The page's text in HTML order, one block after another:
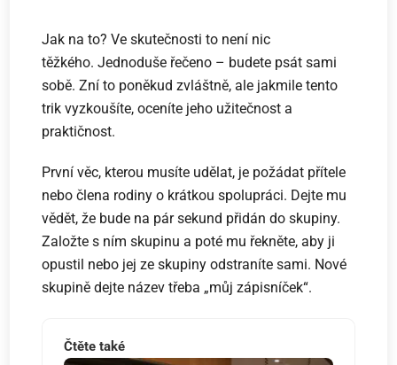
Jak na to? Ve skutečnosti to není nic
těžkého. Jednoduše řečeno – budete psát sami
sobě. Zní to poněkud zvláštně, ale jakmile tento
trik vyzkoušíte, oceníte jeho užitečnost a
praktičnost.
První věc, kterou musíte udělat, je požádat přítele
nebo člena rodiny o krátkou spolupráci. Dejte mu
vědět, že bude na pár sekund přidán do skupiny.
Založte s ním skupinu a poté mu řekněte, aby ji
opustil nebo jej ze skupiny odstraníte sami. Nové
skupině dejte název třeba „můj zápisníček“.
Čtěte také